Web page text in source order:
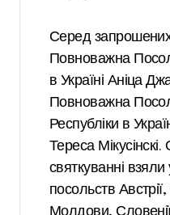
Серед
Повноважна
в Україні Аніца
Повноважна
Республіки в
Тереса Мікусінскі.
святкуванні
посольств Австрії,
Молдови,